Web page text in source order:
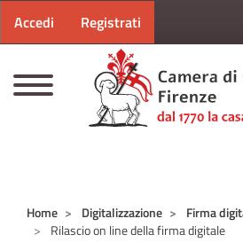
Menu profilo utente
Accedi Registrati
Home Digitalizzazione
Firma
Rilascio on line della firma digitale